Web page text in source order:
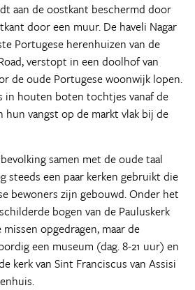
aan de oostkant beschermd door
door een muur. De haveli Nagar
Portugese herenhuizen van de
verstopt in een doolhof van
de oude Portugese woonwijk lopen.
in houten boten tochtjes vanaf de
vangst op de markt vlak bij de
samen met de oude taal
steeds een paar kerken gebruikt die
bewoners zijn gebouwd. Onder het
bogen van de Pauluskerk
opgedragen, maar de
een museum (dag. 8-21 uur) en
kerk van Sint Franciscus van Assisi